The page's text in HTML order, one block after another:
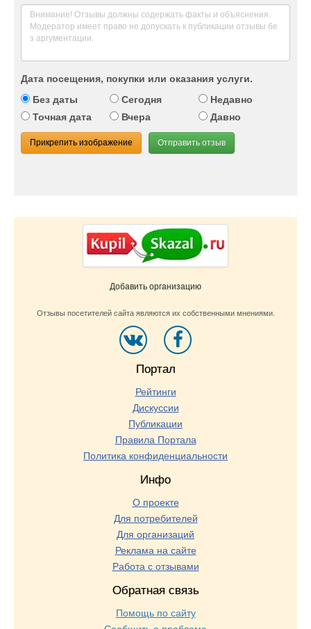
Дата посещения, покупки или оказания услуги.
Без даты
Сегодня
Недавно
Точная дата
Вчера Давно
Прикрепить изображение Отправить отзыв
Добавить организацию
Отзывы посетителей сайта являются их собственными мнениями.
Портал
Рейтинги
Дискуссии
Публикации
Правила Портала
Политика конфиденциальности
Инфо
О проекте
Для потребителей
Для организаций
Реклама на сайте
Работа с отзывами
Обратная связь
Помощь по сайту